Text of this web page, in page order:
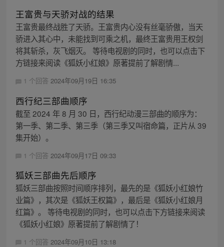
王富贵与天骄对战的结果
王富贵最终战胜了天骄。王富贵内心没有丝毫骄傲，当天
骄进入其心中，未能找到可乘之机，最终王富贵用王权剑
将其斩杀，灰飞烟灭。 等待电视剧的同时，也可以点击下
方链接来阅读《狐妖小红娘》原著提前了解剧情...
1 个回答 2024年09月19日 16:35
西行纪三部曲顺序
截至 2024 年 8 月 30 日，西行纪动漫三部曲的顺序为：
第一季、第二季、第三季（第三季又叫宿命篇，正片从 39
集开始）。
1 个回答 2024年09月17日 09:33
狐妖三部曲先后顺序
狐妖三部曲按照时间顺序排列，最先的是《狐妖小红娘竹
业篇》，其次是《狐妖王权篇》，最后是《狐妖小红娘月
红篇》。 等待电视剧的同时，也可以点击下方链接来阅读
《狐妖小红娘》原著提前了解剧情了！
1 个回答 2024年09月10日 13:18